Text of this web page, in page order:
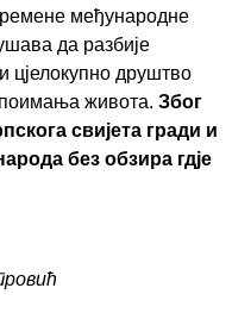
међународне
да разбије
цјелокупно друштво
живота. Због
свијета гради и
без обзира гдје